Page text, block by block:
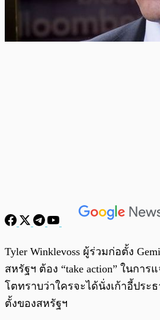
Tyler Winklevoss ผู้ร่วมก่อตั้ง
สหรัฐฯ ต้อง “take action” ในกา
โตทราบว่าใครจะได้นั่งเก้าอี้ประ
ตั้งของสหรัฐฯ